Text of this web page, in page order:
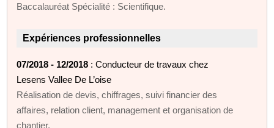
Baccalauréat Spécialité : Scientifique.
Expériences professionnelles
07/2018 - 12/2018 : Conducteur de travaux chez
Lesens Vallee De L’oise
Réalisation de devis, chiffrages, suivi financier des
affaires, relation client, management et organisation de
chantier.